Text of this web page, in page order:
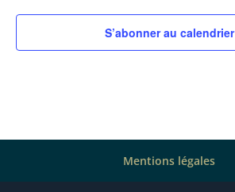
S’abonner au calendrier
Mentions légales